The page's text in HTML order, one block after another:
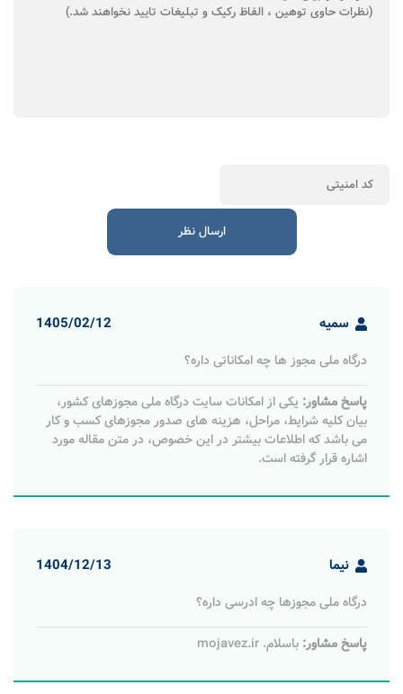
سمیه 1405/02/12
درگاه ملی مجوز ها چه امکاناتی داره؟
پاسخ مشاور: یکی از امکانات سایت درگاه ملی مجوزهای کشور،
بیان کلیه شرایط، مراحل، هزینه های صدور مجوزهای کسب و کار
می باشد که اطلاعات بیشتر در این خصوص، در متن مقاله مورد
اشاره قرار گرفته است.
نیما 1404/12/13
درگاه ملی مجوزها چه ادرسی داره؟
پاسخ مشاور: باسلام. mojavez.ir